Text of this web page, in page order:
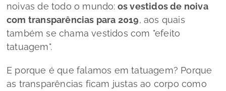
noivas de todo o mundo: os vestidos de noiva
com transparências para 2019, aos quais
também se chama vestidos com "efeito
tatuagem".
E porque é que falamos em tatuagem? Porque
as transparências ficam justas ao corpo como